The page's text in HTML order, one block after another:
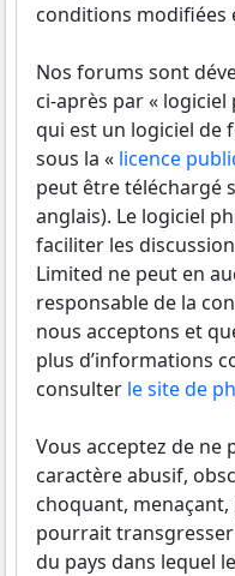
conditions modifiées
Nos forums sont
ci-après par « logiciel
qui est un logiciel de
sous la « licence
peut être téléchargé
anglais). Le logiciel
faciliter les
Limited ne peut en
responsable de la
nous acceptons et
plus d’informations
consulter le site de
Vous acceptez de ne
caractère abusif,
choquant,
pourrait
du pays dans lequel